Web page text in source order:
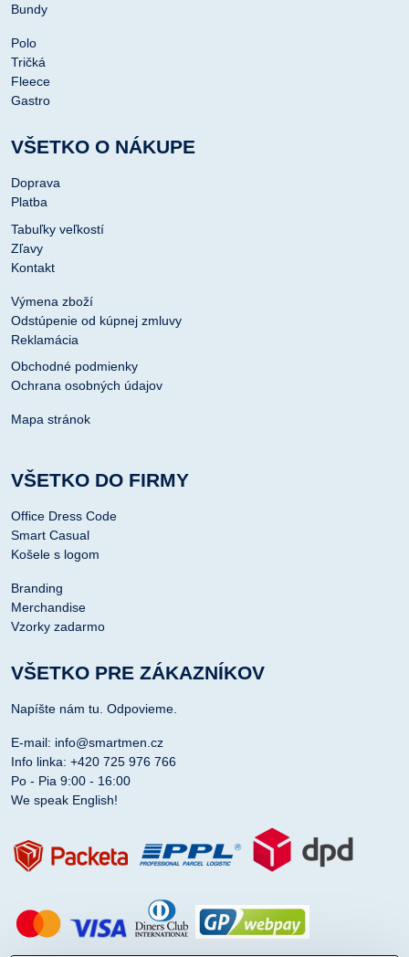
Bundy
Polo
Tričká
Fleece
Gastro
VŠETKO O NÁKUPE
Doprava
Platba
Tabuľky veľkostí
Zľavy
Kontakt
Výmena zboží
Odstúpenie od kúpnej zmluvy
Reklamácia
Obchodné podmienky
Ochrana osobných údajov
Mapa stránok
VŠETKO DO FIRMY
Office Dress Code
Smart Casual
Košele s logom
Branding
Merchandise
Vzorky zadarmo
VŠETKO PRE ZÁKAZNÍKOV
Napíšte nám tu. Odpovieme.
E-mail: info@smartmen.cz
Info linka: +420 725 976 766
Po - Pia 9:00 - 16:00
We speak English!